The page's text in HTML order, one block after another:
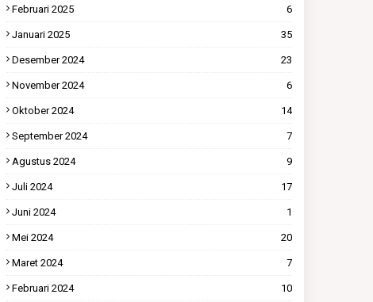
Februari 2025 6
Januari 2025 35
Desember 2024 23
November 2024 6
Oktober 2024 14
September 2024 7
Agustus 2024 9
Juli 2024 17
Juni 2024 1
Mei 2024 20
Maret 2024 7
Februari 2024 10